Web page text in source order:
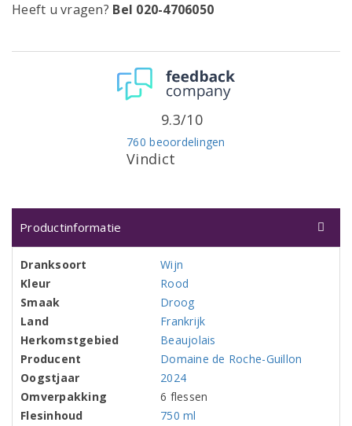
Heeft u vragen? Bel 020-4706050
Vindict
760 beoordelingen
9.3/10
Productinformatie
Dranksoort
Wijn
Kleur
Rood
Smaak
Droog
Land
Frankrijk
Herkomstgebied
Beaujolais
Producent
Domaine de Roche-Guillon
Oogstjaar
2024
Omverpakking
6 flessen
Flesinhoud
750 ml